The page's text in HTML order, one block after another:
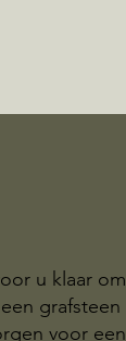
u klaar om
grafsteen
voor een